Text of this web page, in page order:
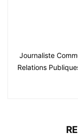
Journaliste
Relations